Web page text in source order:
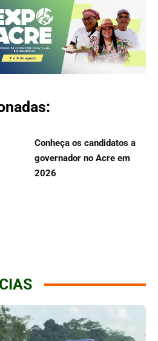
Conheça os candidatos a
governador no Acre em
2026